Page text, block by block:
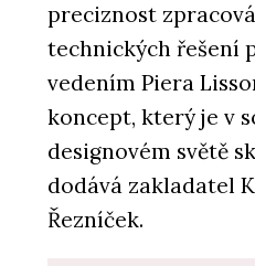
preciznost
technických řešení
vedením Piera
koncept, který je v
designovém světě
dodává zakladatel
Řezníček.